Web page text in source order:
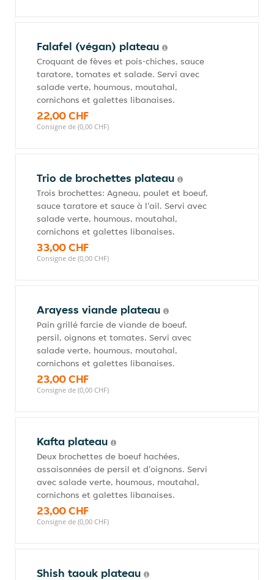
Falafel (végan) plateau
Croquant de fèves et pois-chiches, sauce
taratore, tomates et salade. Servi avec
salade verte, houmous, moutahal,
cornichons et galettes libanaises.
22,00 CHF
Consigne de (0,00 CHF)
Trio de brochettes plateau
Trois brochettes: Agneau, poulet et boeuf,
sauce taratore et sauce à l'ail. Servi avec
salade verte, houmous, moutahal,
cornichons et galettes libanaises.
33,00 CHF
Consigne de (0,00 CHF)
Arayess viande plateau
Pain grillé farcie de viande de boeuf,
persil, oignons et tomates. Servi avec
salade verte, houmous, moutahal,
cornichons et galettes libanaises.
23,00 CHF
Consigne de (0,00 CHF)
Kafta plateau
Deux brochettes de boeuf hachées,
assaisonnées de persil et d'oignons. Servi
avec salade verte, houmous, moutahal,
cornichons et galettes libanaises.
23,00 CHF
Consigne de (0,00 CHF)
Shish taouk plateau